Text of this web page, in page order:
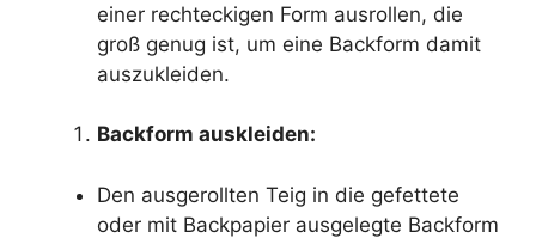
einer rechteckigen Form ausrollen, die
groß genug ist, um eine Backform damit
auszukleiden.
Backform auskleiden:
Den ausgerollten Teig in die gefettete
oder mit Backpapier ausgelegte Backform